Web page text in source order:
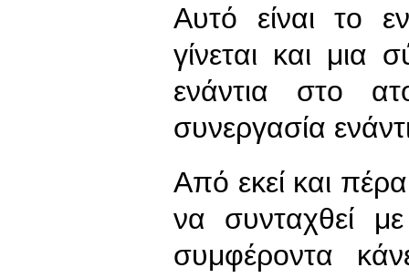
Αυτό είναι το
γίνεται και μια
ενάντια στο
συνεργασία
Από εκεί και
να συνταχθεί
συμφέροντα